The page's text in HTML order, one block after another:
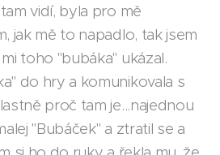
vidí, byla pro mě
jak mě to napadlo, tak jsem
toho "bubáka" ukázal.
do hry a komunikovala s
proč tam je...najednou
"Bubáček" a ztratil se a